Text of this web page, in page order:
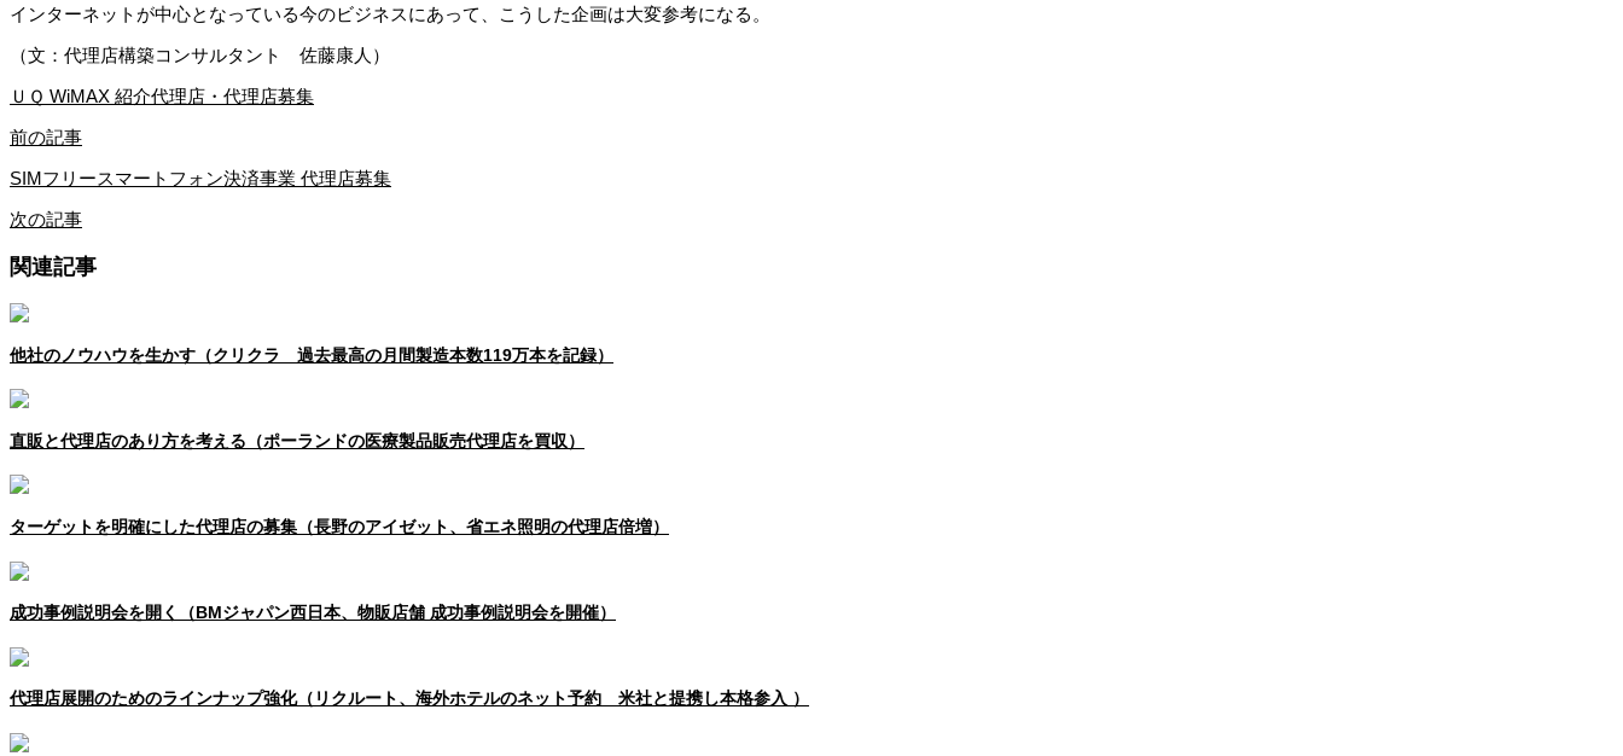
インターネットが中心となっている今のビジネスにあって、こうした企画は大変参考になる。
（文：代理店構築コンサルタント 佐藤康人）
ＵＱ WiMAX 紹介代理店・代理店募集
前の記事
SIMフリースマートフォン決済事業 代理店募集
次の記事
関連記事
他社のノウハウを生かす（クリクラ 過去最高の月間製造本数119万本を記録）
直販と代理店のあり方を考える（ポーランドの医療製品販売代理店を買収）
ターゲットを明確にした代理店の募集（長野のアイゼット、省エネ照明の代理店倍増）
成功事例説明会を開く（BMジャパン西日本、物販店舗 成功事例説明会を開催）
代理店展開のためのラインナップ強化（リクルート、海外ホテルのネット予約 米社と提携し本格参入 ）